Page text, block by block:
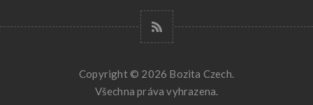
Copyright © 2026 Bozita Czech.
Všechna práva vyhrazena.